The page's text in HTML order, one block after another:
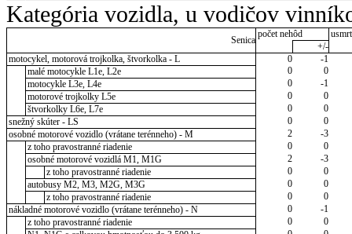
Kategória vozidla, u vodičov
Senica
počet nehôd
+/-
motocykel, motorová trojkolka, štvorkolka - L
0
-1
malé motocykle L1e, L2e
0
0
motocykle L3e, L4e
0
-1
motorové trojkolky L5e
0
0
štvorkolky L6e, L7e
0
0
snežný skúter - LS
0
0
osobné motorové vozidlo (vrátane terénneho) - M
2
-3
z toho pravostranné riadenie
0
0
osobné motorové vozidlá M1, M1G
2
-3
z toho pravostranné riadenie
0
0
autobusy M2, M3, M2G, M3G
0
0
z toho pravostranné riadenie
0
0
nákladné motorové vozidlo (vrátane terénneho) - N
0
-1
z toho pravostranné riadenie
0
0